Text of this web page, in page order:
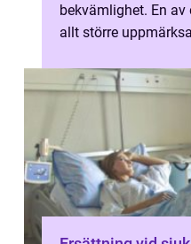
bekvämlighet. En
allt större